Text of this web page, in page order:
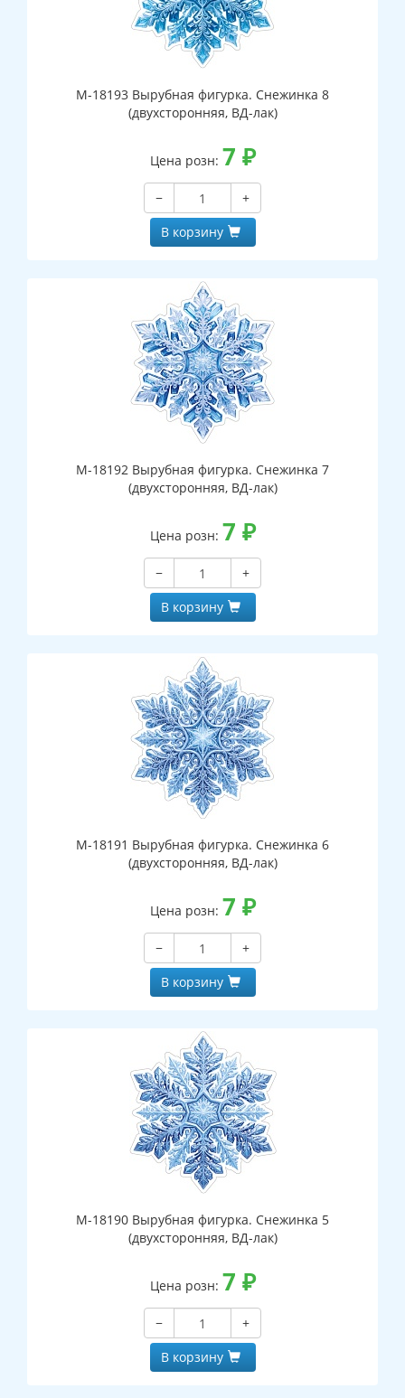
М-18193 Вырубная фигурка. Снежинка 8
(двухсторонняя, ВД-лак)
Цена розн: 7 ₽
−
+
В корзину
М-18192 Вырубная фигурка. Снежинка 7
(двухсторонняя, ВД-лак)
Цена розн: 7 ₽
−
+
В корзину
М-18191 Вырубная фигурка. Снежинка 6
(двухсторонняя, ВД-лак)
Цена розн: 7 ₽
−
+
В корзину
М-18190 Вырубная фигурка. Снежинка 5
(двухсторонняя, ВД-лак)
Цена розн: 7 ₽
−
+
В корзину